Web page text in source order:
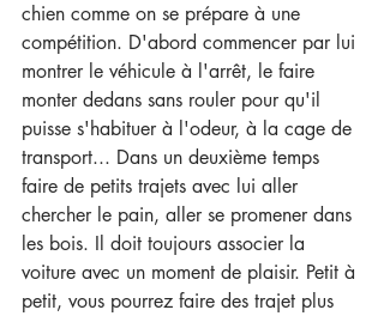
chien comme on se prépare à une
compétition. D'abord commencer par lui
montrer le véhicule à l'arrêt, le faire
monter dedans sans rouler pour qu'il
puisse s'habituer à l'odeur, à la cage de
transport... Dans un deuxième temps
faire de petits trajets avec lui aller
chercher le pain, aller se promener dans
les bois. Il doit toujours associer la
voiture avec un moment de plaisir. Petit à
petit, vous pourrez faire des trajet plus